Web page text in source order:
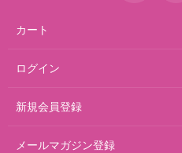
カート
ログイン
新規会員登録
メールマガジン登録